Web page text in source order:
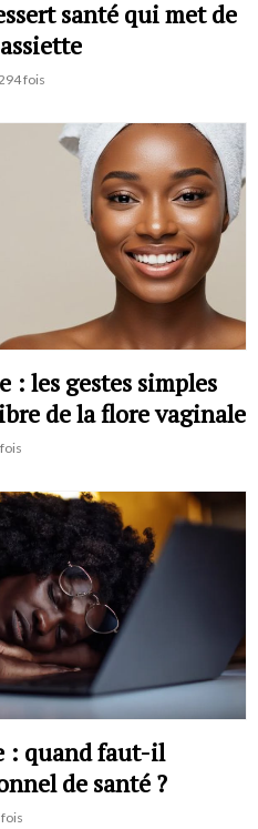
santé qui met de
fois
les gestes simples
de la flore vaginale
: quand faut-il
de santé ?